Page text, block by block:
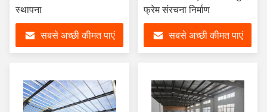
स्थापना
सबसे अच्छी कीमत पाएं
फ्रेम संरचना निर्माण
सबसे अच्छी कीमत पाएं